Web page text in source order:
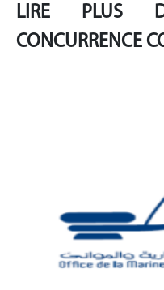
LIRE PLUS
CONCURRENCE